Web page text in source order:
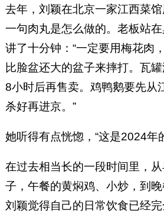
去年，刘颖在北京一家江西菜
一句肉丸是怎么做的。老板站
讲了十分钟：“一定要用梅花肉
比脸盆还大的盆子来摔打。瓦
8小时后再售卖。鸡鸭鹅要先从
杀好再进京。”
她听得有点恍惚，“这是2024年
在过去相当长的一段时间里，
子，午餐的黄焖鸡、小炒，到晚
刘颖觉得自己的日常饮食已经